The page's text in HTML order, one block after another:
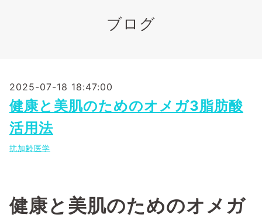
ブログ
2025-07-18 18:47:00
健康と美肌のためのオメガ3脂肪酸
活用法
抗加齢医学
健康と美肌のためのオメガ